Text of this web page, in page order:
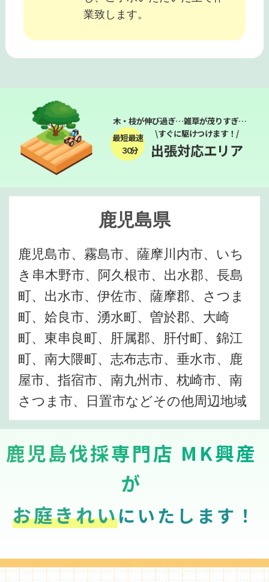
業致します。
木・枝が伸び過ぎ…雑草が茂りすぎ…
最短最速
３０分
\すぐに駆けつけます！/
出張対応エリア
鹿児島県
鹿児島市、霧島市、薩摩川内市、いち
き串木野市、阿久根市、出水郡、長島
町、出水市、伊佐市、薩摩郡、さつま
町、姶良市、湧水町、曽於郡、大崎
町、東串良町、肝属郡、肝付町、錦江
町、南大隈町、志布志市、垂水市、鹿
屋市、指宿市、南九州市、枕崎市、南
さつま市、日置市などその他周辺地域
鹿児島伐採専門店 MK興産
が
お庭きれいにいたします！